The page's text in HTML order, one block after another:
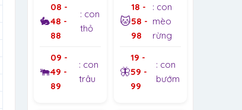
🐇
08 -
48 -
88
: con
thỏ
🐃
09 -
49 -
89
: con
trâu
🐱
18 -
58 -
98
: con
mèo
rừng
🦋
19 -
59 -
99
: con
bướm